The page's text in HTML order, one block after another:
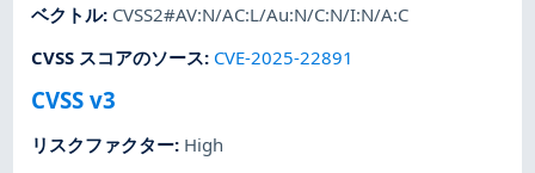
ベクトル: CVSS2#AV:N/AC:L/Au:N/C:N/I:N/A:C
CVSS スコアのソース: CVE-2025-22891
CVSS v3
リスクファクター: High